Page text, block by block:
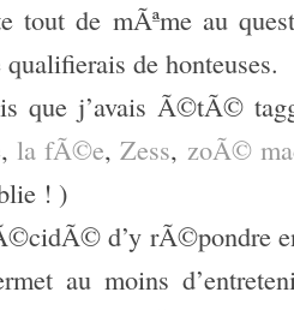
tout de mÃªme au
de honteuses.
que j’avais Ã©tÃ©
, la fÃ©e,Zess, zoÃ©
! )
d’y rÃ©pondre
au moins